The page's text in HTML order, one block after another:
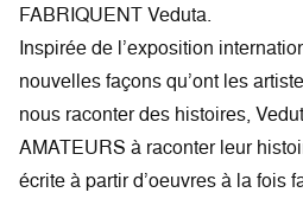
FABRIQUENT Veduta.
Inspirée de l’exposition
nouvelles façons qu’ont les
nous raconter des histoires,
AMATEURS à raconter leur
écrite à partir d’oeuvres à la fois